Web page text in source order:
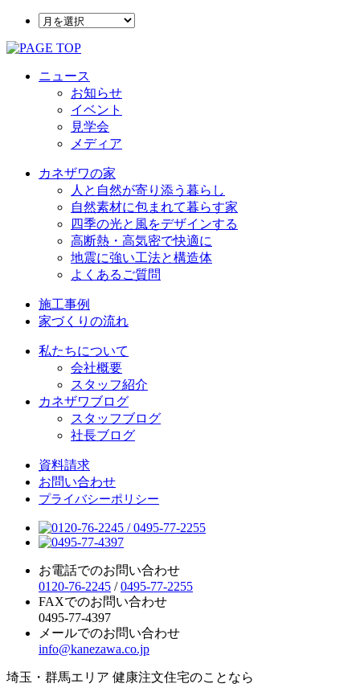
ニュース
お知らせ
イベント
見学会
メディア
カネザワの家
人と自然が寄り添う暮らし
自然素材に包まれて暮らす家
四季の光と風をデザインする
高断熱・高気密で快適に
地震に強い工法と構造体
よくあるご質問
施工事例
家づくりの流れ
私たちについて
会社概要
スタッフ紹介
カネザワブログ
スタッフブログ
社長ブログ
資料請求
お問い合わせ
プライバシーポリシー
お電話でのお問い合わせ
0120-76-2245 /0495-77-2255
FAXでのお問い合わせ
0495-77-4397
メールでのお問い合わせ
info@kanezawa.co.jp
埼玉・群馬エリア 健康注文住宅のことなら